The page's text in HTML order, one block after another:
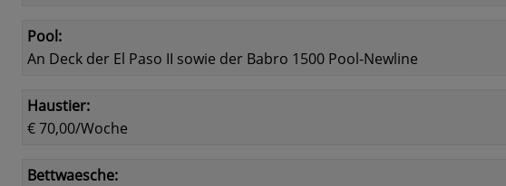
Pool:
An Deck der El Paso II sowie der Babro 1500 Pool-Newline
Haustier:
€ 70,00/Woche
Bettwaesche: